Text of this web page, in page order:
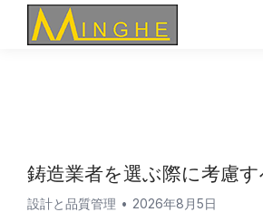
鋳造業者を選ぶ際に考慮
設計と品質管理 2026年8月5日